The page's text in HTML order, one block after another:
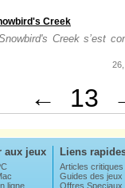
Creek
Creek s’est
← 13
aux jeux
ligne
Liens
Articles critiques
Guides des jeux
Offres Speciaux